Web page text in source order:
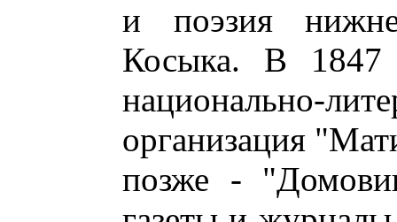
и поэзия
Косыка. В 1847
национально-
организация
позже -